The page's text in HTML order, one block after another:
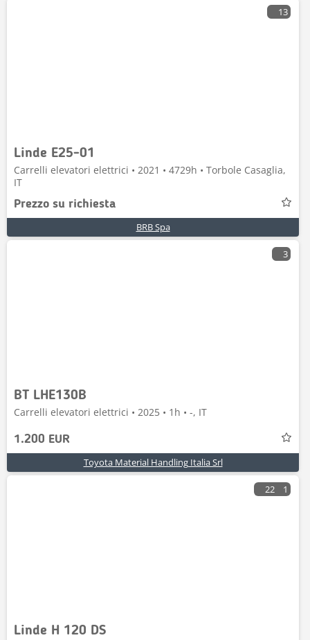
13
Linde E25-01
Carrelli elevatori elettrici • 2021 • 4729h • Torbole Casaglia,
IT
Prezzo su richiesta
BRB Spa
3
BT LHE130B
Carrelli elevatori elettrici • 2025 • 1h • -, IT
1.200 EUR
Toyota Material Handling Italia Srl
22 1
Linde H 120 DS